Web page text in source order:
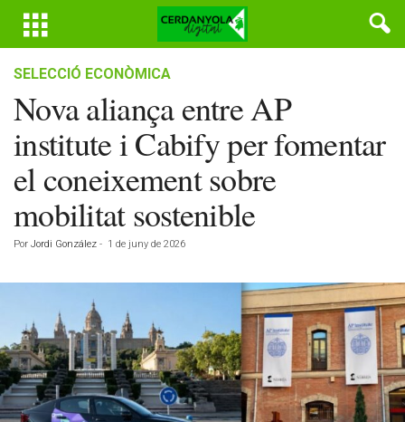
SELECCIÓ ECONÒMICA
Nova aliança entre AP
institute i Cabify per fomentar
el coneixement sobre
mobilitat sostenible
Por Jordi González - 1 de juny de 2026